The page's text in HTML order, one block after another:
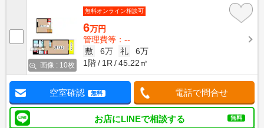
画像 : 10枚
無料オンライン相談可
6万円
管理費等：--
敷
6万 礼
6万
1階
1R 45.22㎡
空室確認 無料 電話で問合せ
お店にLINEで相談する 無料